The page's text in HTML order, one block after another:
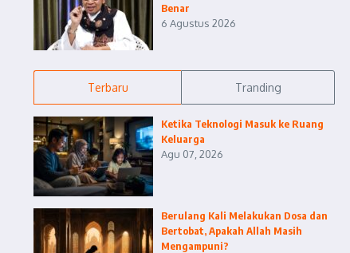
Benar
6 Agustus 2026
Terbaru Tranding
Ketika Teknologi Masuk ke Ruang
Keluarga
Agu 07, 2026
Berulang Kali Melakukan Dosa dan
Bertobat, Apakah Allah Masih
Mengampuni?